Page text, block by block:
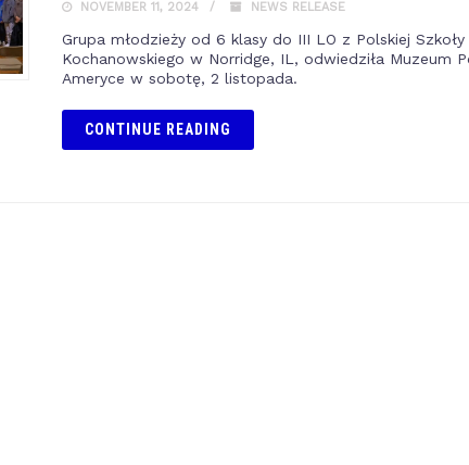
NOVEMBER 11, 2024 NEWS RELEASE
Grupa młodzieży od 6 klasy do III LO z Polskiej Szkoły
Kochanowskiego w Norridge, IL, odwiedziła Muzeum
Ameryce w sobotę, 2 listopada.
CONTINUE READING